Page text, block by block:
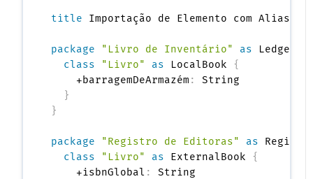
title Importação de Elemento com Alias de
package "Livro de Inventário" as Ledger
class
"Livro" as LocalBook {
    +barragemDeArmazém
:
String
}
}
package "Registro de Editoras" as
class
"Livro" as ExternalBook {
    +isbnGlobal
:
String